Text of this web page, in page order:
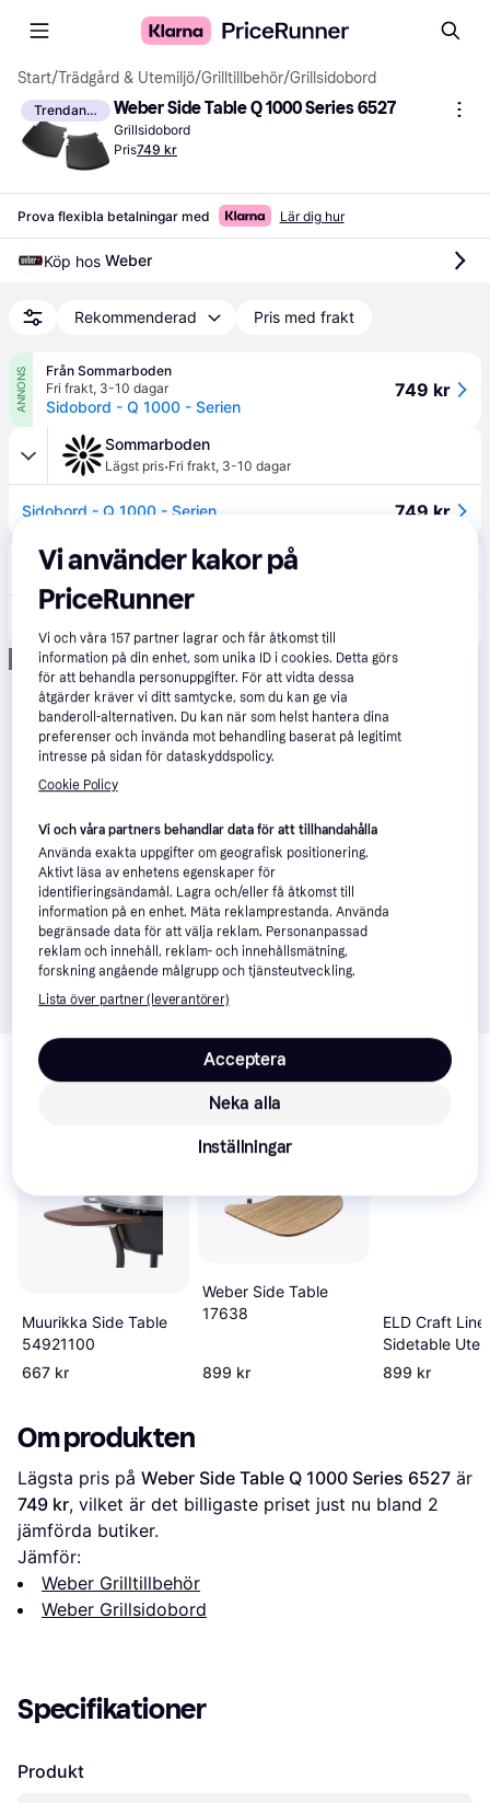
Start/Trädgård & Utemiljö/Grilltillbehör/Grillsidobord
Trendande Weber Side Table Q 1000 Series 6527
Grillsidobord
Pris749 kr
Prova flexibla betalningar med Lär dig hur
Köp hos Weber
Rekommenderad Pris med frakt
ANNONS
Från Sommarboden
Fri frakt, 3-10 dagar
Sidobord - Q 1000 - Serien
749 kr
Sommarboden
Lägst pris·Fri frakt, 3-10 dagar
Sidobord - Q 1000 - Serien 749 kr
Weber
Annons
Relaterade produkter
Vi har plockat fram ett urval av produkter som kanske skulle
Muurikka Side Table
54921100
667 kr
Weber Side Table
17638
899 kr
ELD Craft Line
Sidetable
Sidobord
899 kr
Om produkten
Lägsta pris på Weber Side Table Q 1000 Series 6527
749 kr, vilket är det billigaste priset just nu bland 2
jämförda butiker.
Jämför:
Weber Grilltillbehör
Weber Grillsidobord
Specifikationer
Produkt
Vi använder kakor på
PriceRunner
Vi och våra157 partner lagrar och får åtkomst till
information på din enhet, som unika ID i cookies. Detta görs
för att behandla personuppgifter. För att vidta dessa
åtgärder kräver vi ditt samtycke, som du kan ge via
banderoll-alternativen. Du kan när som helst hantera dina
preferenser och invända mot behandling baserat på legitimt
intresse på sidan för dataskyddspolicy.
Cookie Policy
Vi och våra partners behandlar data för att tillhandahålla
Använda exakta uppgifter om geografisk positionering.
Aktivt läsa av enhetens egenskaper för
identifieringsändamål. Lagra och/eller få åtkomst till
information på en enhet. Mäta reklamprestanda. Använda
begränsade data för att välja reklam. Personanpassad
reklam och innehåll, reklam- och innehållsmätning,
forskning angående målgrupp och tjänsteutveckling.
Lista över partner (leverantörer)
Neka alla
Acceptera
Inställningar